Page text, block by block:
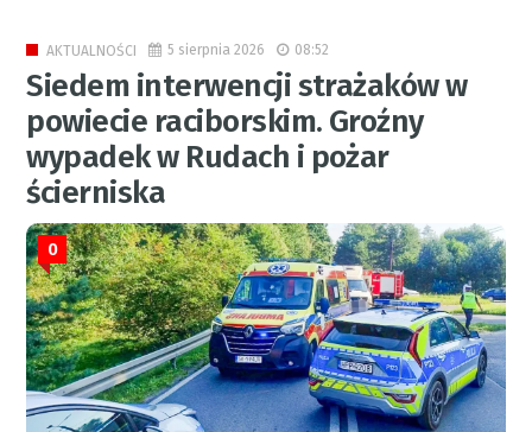
AKTUALNOŚCI 5 sierpnia 2026 08:52
Siedem interwencji strażaków w
powiecie raciborskim. Groźny
wypadek w Rudach i pożar
ścierniska
0